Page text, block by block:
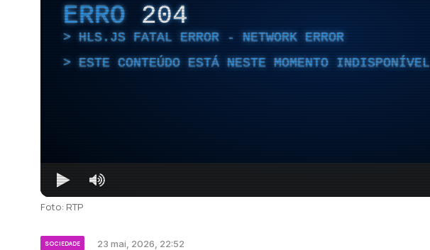
ERRO 204
HLS.JS FATAL ERROR - NETWORK ERROR
ESTE CONTEÚDO ESTÁ NESTE MOMENTO INDISPONÍVEL
Foto: RTP
SOCIEDADE 23 mai, 2026, 22:52